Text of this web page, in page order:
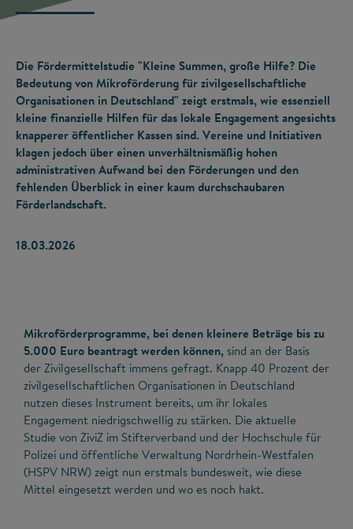
Die Fördermittelstudie "Kleine Summen, große Hilfe? Die
Bedeutung von Mikroförderung für zivilgesellschaftliche
Organisationen in Deutschland" zeigt erstmals, wie essenziell
kleine finanzielle Hilfen für das lokale Engagement angesichts
knapperer öffentlicher Kassen sind. Vereine und Initiativen
klagen jedoch über einen unverhältnismäßig hohen
administrativen Aufwand bei den Förderungen und den
fehlenden Überblick in einer kaum durchschaubaren
Förderlandschaft.
18.03.2026
Mikroförderprogramme, bei denen kleinere Beträge bis zu
5.000 Euro beantragt werden können, sind an der Basis
der Zivilgesellschaft immens gefragt. Knapp 40 Prozent der
zivilgesellschaftlichen Organisationen in Deutschland
nutzen dieses Instrument bereits, um ihr lokales
Engagement niedrigschwellig zu stärken. Die aktuelle
Studie von ZiviZ im Stifterverband und der Hochschule für
Polizei und öffentliche Verwaltung Nordrhein-Westfalen
(HSPV NRW) zeigt nun erstmals bundesweit, wie diese
Mittel eingesetzt werden und wo es noch hakt.